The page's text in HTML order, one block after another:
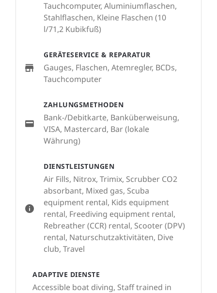
DIENSTLEISTUNGEN
Air Fills, Nitrox, Trimix, Scrubber CO2
absorbant, Mixed gas, Scuba
equipment rental, Kids equipment
rental, Freediving equipment rental,
Rebreather (CCR) rental, Scooter (DPV)
rental, Naturschutzaktivitäten, Dive
club, Travel
ADAPTIVE DIENSTE
Accessible boat diving, Staff trained in
Tauchcomputer, Aluminiumflaschen,
Stahlflaschen, Kleine Flaschen (10
l/71,2 Kubikfuß)
GERÄTESERVICE & REPARATUR
Gauges, Flaschen, Atemregler, BCDs,
Tauchcomputer
ZAHLUNGSMETHODEN
Bank-/Debitkarte, Banküberweisung,
VISA, Mastercard, Bar (lokale
Währung)